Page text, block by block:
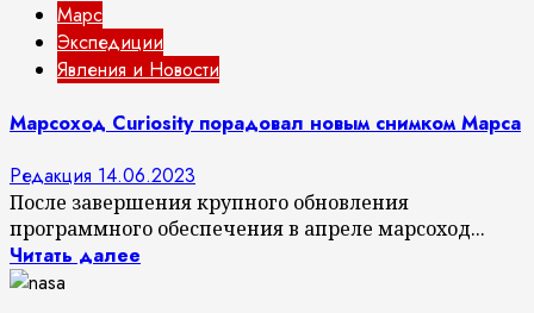
Марс
Экспедиции
Явления и Новости
Марсоход Curiosity порадовал новым снимком Марса
Редакция 14.06.2023
После завершения крупного обновления
программного обеспечения в апреле марсоход...
Читать далее